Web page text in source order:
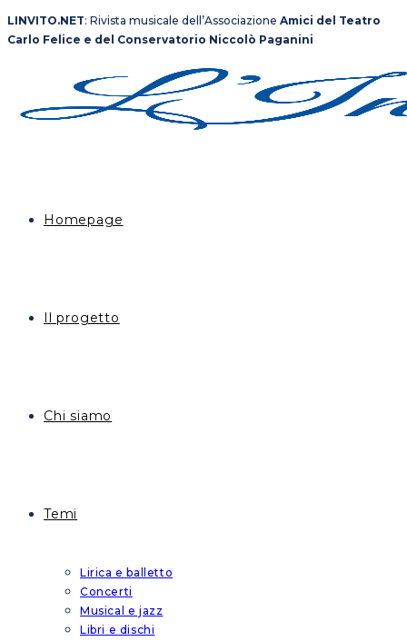
Salta
al
LINVITO.NET: Rivista musicale dell’Associazione Amici del Teatro
Carlo Felice e del Conservatorio Niccolò Paganini
Homepage
Il progetto
Chi siamo
Temi
Lirica e balletto
Concerti
Musical e jazz
Libri e dischi